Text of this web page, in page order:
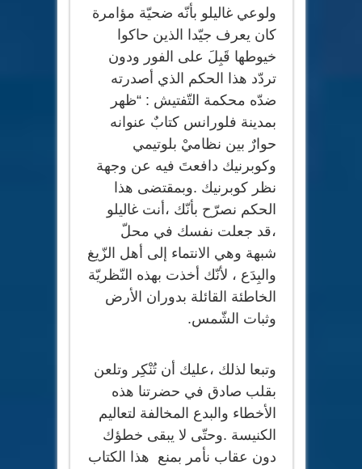
ولوعي غاليلو بأنّه ضحيّة مؤامرة
كان يعرف جيّدا الذين حاكوا
خيوطها قَبِلَ على الفور ودون
تردّد هذا الحكم الذي أصدرته
ضدّه محكمة التّفتيش : “ظهر
بمدينة فلورانس كتابٌ عنوانه
حوارٌ بين نظاميْ بلوتيمي
وكوبرنيك دافعتَ فيه عن وجهة
نظر كوبرنيك .وبمقتضى هذا
الحكم نصرّح بأنّك ،أنت غاليلو
،قد جعلت نفسك في محلّ
شبهة وهي الانتماء إلى أهل الزّيغ
والبِدَع ، لأنّك أخذت بهذه النّظريّة
الخاطئة القائلة بدوران الأرض
وثبات الشّمس.
وتبعا لذلك ،عليك أن تُنْكِر وتلعن
بقلب صادق في حضرتنا هذه
الأخطاء والبدع المخالفة لتعاليم
الكنيسة .وحتّى لا يبقى خطؤك
دون عقاب نأمر بمنع هذا الكتاب